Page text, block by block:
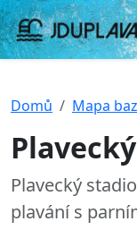
Domů Mapa
Plavecký
plavání s